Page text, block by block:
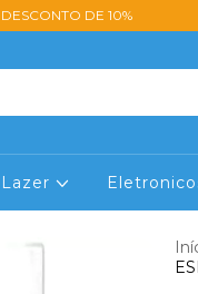
DE 10%
Lazer